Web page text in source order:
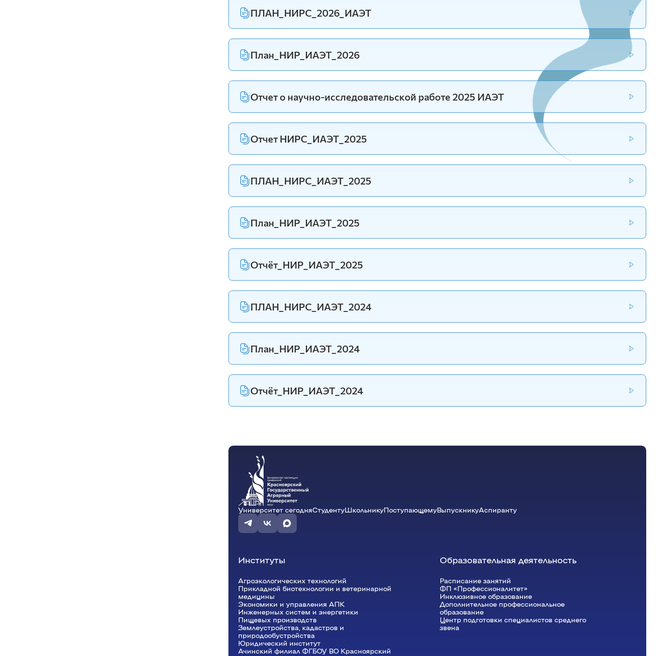
Бухгалтерский учет и статистика
Психология, педагогика и экология
человека
Инженерных систем и
энергетики
Механизация и технический сервис в АПК
Общеинженерных дисциплин
Системоэнергетики
Теоретических основ электротехники
Тракторы и автомобили
Электроснабжения сельского хозяйства
Правовых и социально-экономических
дисциплин
Центр подготовки специалистов
среднего звена
ПЛАН_НИРС_2026_ИАЭТ
План_НИР_ИАЭТ_2026
Отчет о научно-исследовательской работе 2025 ИАЭТ
Отчет НИРС_ИАЭТ_2025
ПЛАН_НИРС_ИАЭТ_2025
План_НИР_ИАЭТ_2025
Отчёт_НИР_ИАЭТ_2025
ПЛАН_НИРС_ИАЭТ_2024
План_НИР_ИАЭТ_2024
Отчёт_НИР_ИАЭТ_2024
Университет сегодняСтудентуШкольникуПоступающемуВыпускникуАспиранту
Институты
Агроэкологических технологий
Прикладной биотехнологии и ветеринарной
медицины
Экономики и управления АПК
Инженерных систем и энергетики
Пищевых производств
Землеустройства, кадастров и
природообустройства
Юридический институт
Ачинский филиал ФГБОУ ВО Красноярский
Образовательная деятельность
Расписание занятий
ФП «Профессионалитет»
Инклюзивное образование
Дополнительное профессиональное
образование
Центр подготовки специалистов среднего
звена